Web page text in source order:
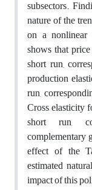
subsectors.
nature of the
on a nonlinear
shows that
short run,
production
run,
Cross elasticity
short run,
complementary
effect of the
estimated
impact of this